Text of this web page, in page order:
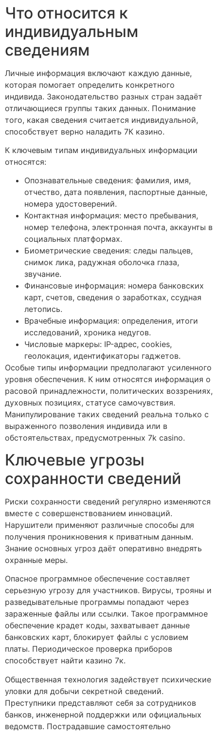
Что относится к
индивидуальным
сведениям
Личные информация включают каждую данные,
которая помогает определить конкретного
индивида. Законодательство разных стран задаёт
отличающиеся группы таких данных. Понимание
того, какая сведения считается индивидуальной,
способствует верно наладить 7К казино.
К ключевым типам индивидуальных информации
относятся:
Опознавательные сведения: фамилия, имя,
отчество, дата появления, паспортные данные,
номера удостоверений.
Контактная информация: место пребывания,
номер телефона, электронная почта, аккаунты в
социальных платформах.
Биометрические сведения: следы пальцев,
снимок лика, радужная оболочка глаза,
звучание.
Финансовые информация: номера банковских
карт, счетов, сведения о заработках, ссудная
летопись.
Врачебные информация: определения, итоги
исследований, хроника недугов.
Числовые маркеры: IP-адрес, cookies,
геолокация, идентификаторы гаджетов.
Особые типы информации предполагают усиленного
уровня обеспечения. К ним относятся информация о
расовой принадлежности, политических воззрениях,
духовных позициях, статусе самочувствия.
Манипулирование таких сведений реальна только с
выраженного позволения индивида или в
обстоятельствах, предусмотренных 7k casino.
Ключевые угрозы
сохранности сведений
Риски сохранности сведений регулярно изменяются
вместе с совершенствованием инноваций.
Нарушители применяют различные способы для
получения проникновения к приватным данным.
Знание основных угроз даёт оперативно внедрять
охранные меры.
Опасное программное обеспечение составляет
серьезную угрозу для участников. Вирусы, трояны и
разведывательные программы попадают через
зараженные файлы или ссылки. Такое программное
обеспечение крадет коды, захватывает данные
банковских карт, блокирует файлы с условием
платы. Периодическое проверка приборов
способствует найти казино 7к.
Общественная технология задействует психические
уловки для добычи секретной сведений.
Преступники представляют себя за сотрудников
банков, инженерной поддержки или официальных
ведомств. Пострадавшие самостоятельно